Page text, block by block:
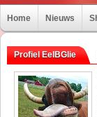
Home Nieuws
Profiel EelBGlie